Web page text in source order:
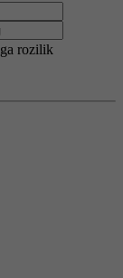
ga rozilik